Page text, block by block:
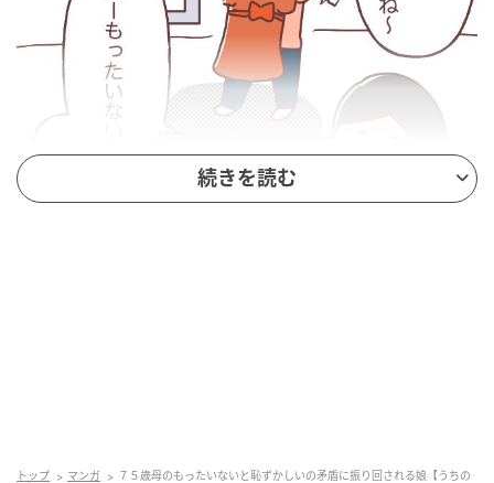
た。
続きを読む
トップ マンガ
７５歳母のもったいないと恥ずかしいの矛盾に振り回される娘【うちの